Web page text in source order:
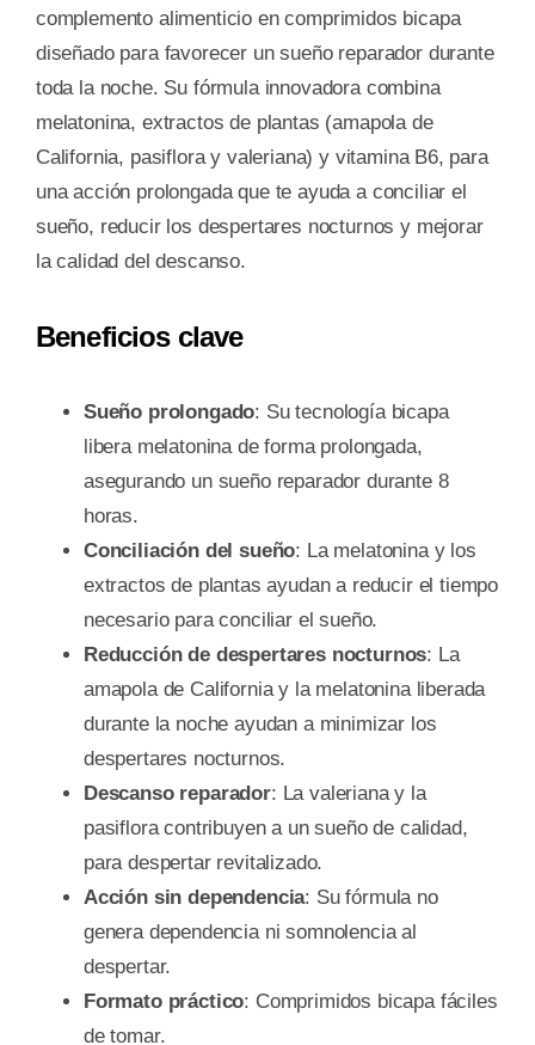
complemento alimenticio en comprimidos bicapa
diseñado para favorecer un sueño reparador durante
toda la noche. Su fórmula innovadora combina
melatonina, extractos de plantas (amapola de
California, pasiflora y valeriana) y vitamina B6, para
una acción prolongada que te ayuda a conciliar el
sueño, reducir los despertares nocturnos y mejorar
la calidad del descanso.
Beneficios clave
Sueño prolongado: Su tecnología bicapa
libera melatonina de forma prolongada,
asegurando un sueño reparador durante 8
horas.
Conciliación del sueño: La melatonina y los
extractos de plantas ayudan a reducir el tiempo
necesario para conciliar el sueño.
Reducción de despertares nocturnos: La
amapola de California y la melatonina liberada
durante la noche ayudan a minimizar los
despertares nocturnos.
Descanso reparador: La valeriana y la
pasiflora contribuyen a un sueño de calidad,
para despertar revitalizado.
Acción sin dependencia: Su fórmula no
genera dependencia ni somnolencia al
despertar.
Formato práctico: Comprimidos bicapa fáciles
de tomar.